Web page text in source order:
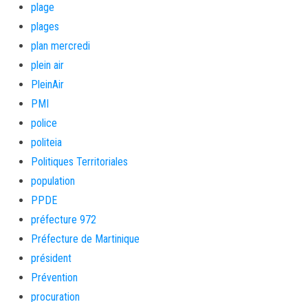
plage
plages
plan mercredi
plein air
PleinAir
PMI
police
politeia
Politiques Territoriales
population
PPDE
préfecture 972
Préfecture de Martinique
président
Prévention
procuration